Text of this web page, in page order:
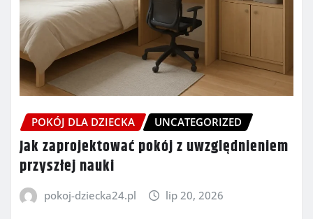
POKÓJ DLA DZIECKA UNCATEGORIZED
Jak zaprojektować pokój z uwzględnieniem
przyszłej nauki
pokoj-dziecka24.pl lip 20, 2026